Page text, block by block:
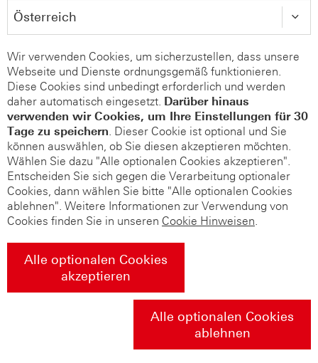
Wir verwenden Cookies, um sicherzustellen, dass unsere
Webseite und Dienste ordnungsgemäß funktionieren.
Diese Cookies sind unbedingt erforderlich und werden
daher automatisch eingesetzt. Darüber hinaus
verwenden wir Cookies, um Ihre Einstellungen für 30
Tage zu speichern. Dieser Cookie ist optional und Sie
können auswählen, ob Sie diesen akzeptieren möchten.
Wählen Sie dazu "Alle optionalen Cookies akzeptieren".
Entscheiden Sie sich gegen die Verarbeitung optionaler
Cookies, dann wählen Sie bitte "Alle optionalen Cookies
ablehnen". Weitere Informationen zur Verwendung von
Cookies finden Sie in unseren Cookie Hinweisen.
Alle optionalen Cookies
akzeptieren
Alle optionalen Cookies
ablehnen